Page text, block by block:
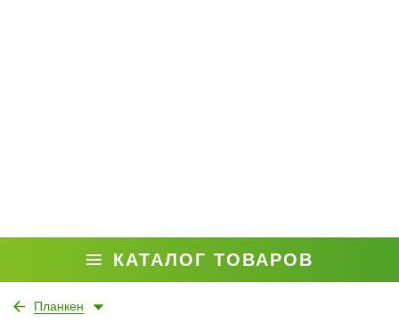
КАТАЛОГ ТОВАРОВ
Планкен